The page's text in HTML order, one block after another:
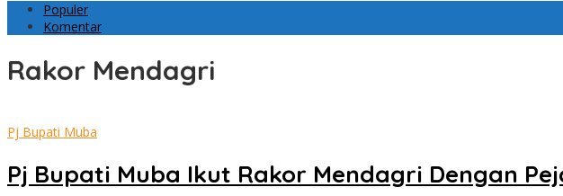
Populer
Komentar
Rakor Mendagri
Pj Bupati Muba
Pj Bupati Muba Ikut Rakor Mendagri Dengan